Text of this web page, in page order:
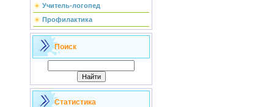
Учитель-логопед
Профилактика
Поиск
Статистика